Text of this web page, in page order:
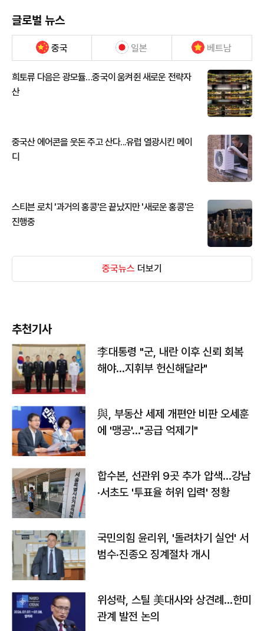
글로벌 뉴스
중국 일본 베트남
희토류 다음은 광모듈…중국이 움켜쥔 새로운 전략자
산
중국산 에어콘을 웃돈 주고 산다...유럽 열광시킨 메이
디
스티븐 로치 '과거의 홍콩'은 끝났지만 '새로운 홍콩'은
진행중
중국뉴스 더보기
추천기사
李대통령 "군, 내란 이후 신뢰 회복
해야…지휘부 헌신해달라"
與, 부동산 세제 개편안 비판 오세훈
에 '맹공'…"공급 억제기"
합수본, 선관위 9곳 추가 압색…강남
·서초도 '투표율 허위 입력' 정황
국민의힘 윤리위, '돌려차기 실언' 서
범수·진종오 징계절차 개시
위성락, 스틸 美대사와 상견례…한미
관계 발전 논의